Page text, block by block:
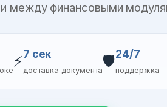
между финансовыми
⚡7 сек
доставка документа
🛡️24/7
поддержка